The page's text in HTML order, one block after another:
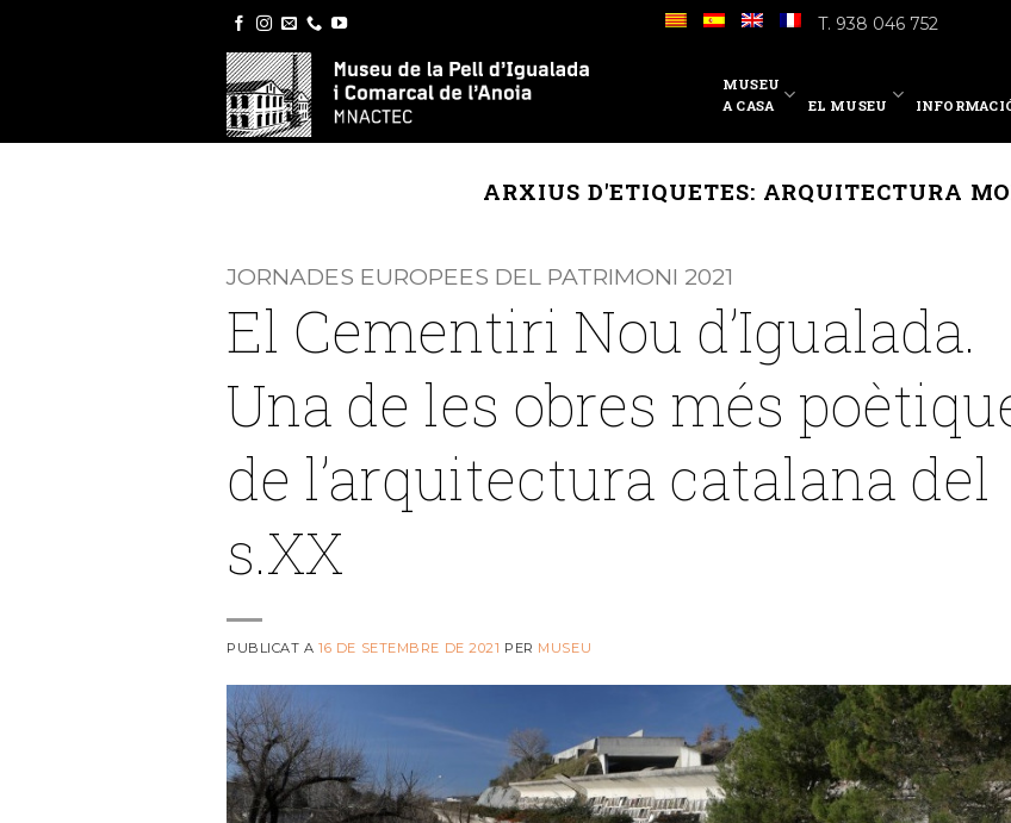
T. 938 046 752
MUSEU
A CASA
EL MUSEU
ARXIUS D'ETIQUETES: ARQUITECTURA
JORNADES EUROPEES DEL PATRIMONI 2021
El Cementiri Nou d’Igualada.
Una de les obres més
de l’arquitectura catalana del
s.XX
PUBLICAT A16 DE SETEMBRE DE 2021 PER MUSEU